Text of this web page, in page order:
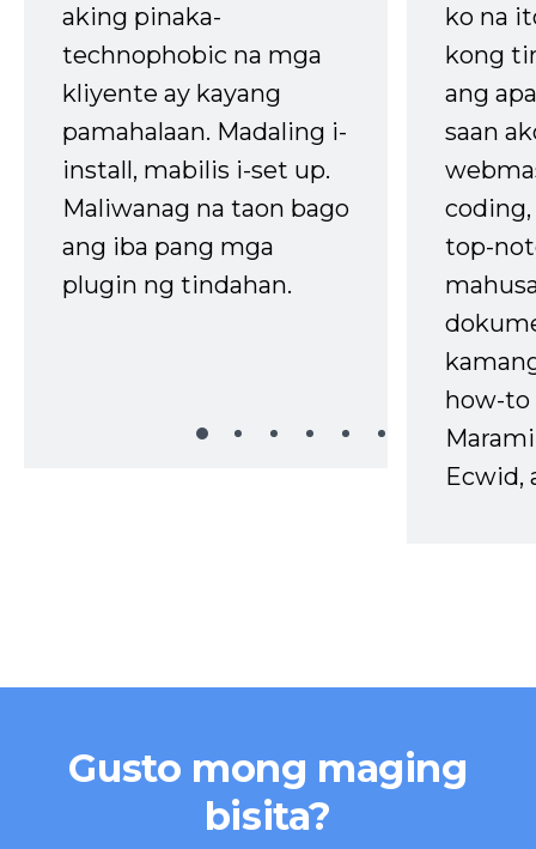
aking pinaka-
technophobic na mga
kliyente ay kayang
pamahalaan. Madaling i-
install, mabilis i-set up.
Maliwanag na taon bago
ang iba pang mga
plugin ng tindahan.
ko na
kong
ang
saan
top-
how-to
Ecwid,
Gusto mong maging
bisita?